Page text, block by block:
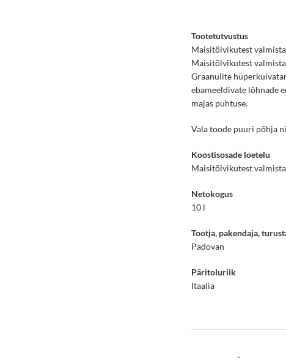
Tootetutvustus
Maisitõlvikutest
Maisitõlvikutest
Graanulite
ebameeldivate lõhnade
majas puhtuse.
Vala toode puuri põhja
Koostisosade loetelu
Maisitõlvikutest
Netokogus
10 l
Tootja, pakendaja,
Padovan
Päritoluriik
Itaalia